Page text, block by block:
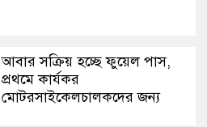
আবার সক্রিয় হচ্ছে ফুয়েল পাস,
প্রথমে কার্যকর
মোটরসাইকেলচালকদের জন্য